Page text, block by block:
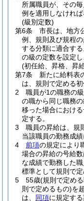
所属職員が、その
例を適用しなければ
(級別定数)
第6条
市長は、地方
例、規則及び規程
する分類に適合す
の級の定数を設定
(初任給、昇格、昇
第7条
新たに給料表
は、規則で定める
2
職員が1の職務の
の職から同じ職務
移った場合におけ
定する。
3
職員の昇給は、規
当該職員の勤務成
4
前項の規定により
場合の昇給の号給数
な成績で勤務した
標準として規則で
5
55歳(規則で定め
則で定めるもの)を
は、 同項に規定す